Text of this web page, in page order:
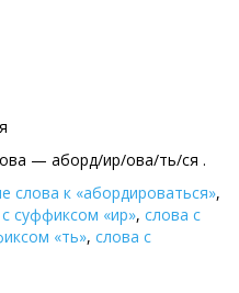
— аборд/ир/ова/ть/ся .
слова к «абордироваться»,
суффиксом «ир», слова с
«ть», слова с